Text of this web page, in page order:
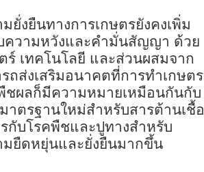
งยืนทางการเกษตรยังคงเพิ่ม
ความหวังและคำมั่นสัญญา ด้วย
ร์ เทคโนโลยี และส่วนผสมจาก
ถส่งเสริมอนาคตที่การทำเกษตร
ชผลก็มีความหมายเหมือนกันกับ
าตรฐานใหม่สำหรับสารต้านเชื้อ
กับโรคพืชและปูทางสำหรับ
มยืดหยุ่นและยั่งยืนมากขึ้น